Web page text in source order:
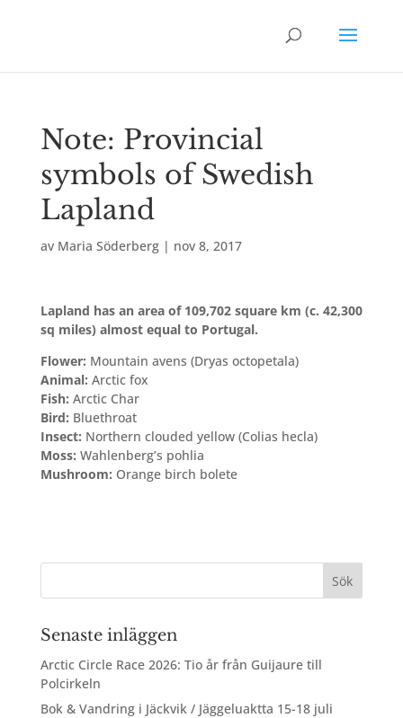
Note: Provincial
symbols of Swedish
Lapland
av Maria Söderberg| nov 8, 2017
Lapland has an area of 109,702 square km (c. 42,300
sq miles) almost equal to Portugal.
Flower: Mountain avens (Dryas octopetala)
Animal: Arctic fox
Fish: Arctic Char
Bird: Bluethroat
Insect: Northern clouded yellow (Colias hecla)
Moss: Wahlenberg’s pohlia
Mushroom: Orange birch bolete
Senaste inläggen
Arctic Circle Race 2026: Tio år från Guijaure till
Polcirkeln
Bok & Vandring i Jäckvik / Jäggeluaktta 15-18 juli